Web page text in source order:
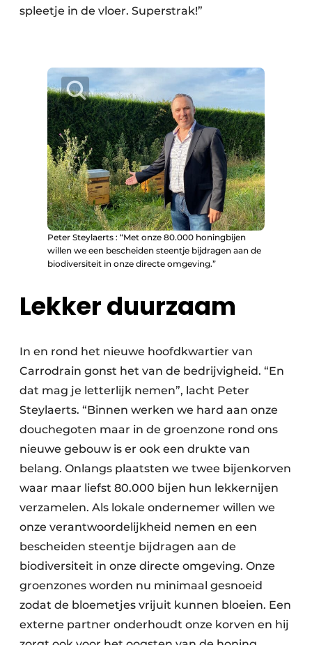
spleetje in de vloer. Superstrak!”
Peter Steylaerts : “Met onze 80.000 honingbijen
willen we een bescheiden steentje bijdragen aan de
biodiversiteit in onze directe omgeving.”
Lekker duurzaam
In en rond het nieuwe hoofdkwartier van
Carrodrain gonst het van de bedrijvigheid. “En
dat mag je letterlijk nemen”, lacht Peter
Steylaerts. “Binnen werken we hard aan onze
douchegoten maar in de groenzone rond ons
nieuwe gebouw is er ook een drukte van
belang. Onlangs plaatsten we twee bijenkorven
waar maar liefst 80.000 bijen hun lekkernijen
verzamelen. Als lokale ondernemer willen we
onze verantwoordelijkheid nemen en een
bescheiden steentje bijdragen aan de
biodiversiteit in onze directe omgeving. Onze
groenzones worden nu minimaal gesnoeid
zodat de bloemetjes vrijuit kunnen bloeien. Een
externe partner onderhoudt onze korven en hij